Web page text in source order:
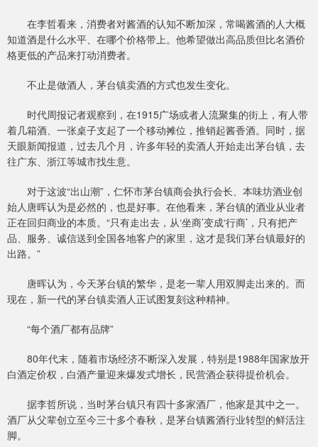
在李哲看来，消费者对酱酒的认知不断加深，常喝酱酒的人大概
知道酒是什么水平、在哪个价格带上。他希望做出高品质但比名酒价
格更低的产品来打动消费者。
不止是做酒人，茅台镇卖酒的方式也发生变化。
时代周报记者观察到，在1915广场或者人流聚集的街上，有人带
着几箱酒、一张桌子支起了一个移动摊位，推销起酱香酒。同时，据
天眼新闻报道，过去几个月，许多年轻的卖酒人开始走出茅台镇，去
往广东、浙江等城市找生意。
对于这波“出山潮”，仁怀市茅台镇商会执行会长、本味坊酒业创
始人唐晖认为是必然的，也是好事。在他看来，茅台镇的酒业从业者
正在回归商业的本质。“只有走出去，从‘坐商’变成‘行商’，只有把产
品、服务、诚信送到全国各地客户的家里，这才是我们茅台镇最好的
出路。”
唐晖认为，今天茅台镇的繁华，是老一辈人用双脚走出来的。而
现在，新一代的茅台镇卖酒人正试图复刻这种精神。
“每个酒厂都有品牌”
80年代末，随着市场经济不断深入发展，特别是1988年国家放开
白酒定价权，白酒产量迎来爆发式增长，民营酒企获得提价机会。
据李哲所说，当时茅台镇只有四十多家酒厂，他家是其中之一。
酒厂从父辈创立至今三十多个春秋，是茅台镇酱酒行业转型的鲜活注
脚。